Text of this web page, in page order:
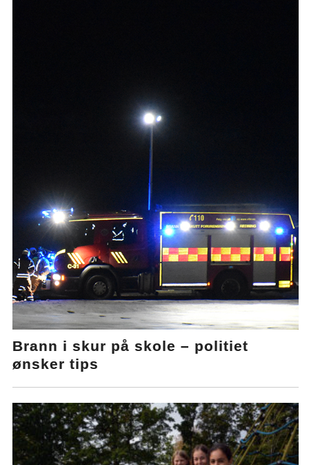
Brann i skur på skole – politiet
ønsker tips